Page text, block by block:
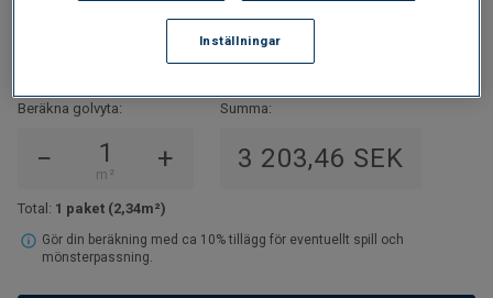
Beräkna golvyta:
− m² +
Summa:
3 203,46 SEK
Total: 1 paket (2,34m²)
Gör din beräkning med ca 10% tillägg för eventuellt spill och
mönsterpassning.
Inställningar